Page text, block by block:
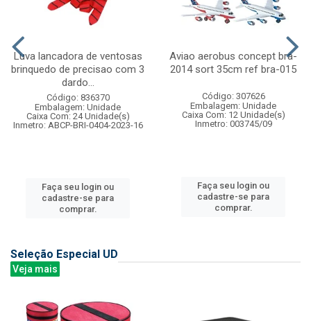
Luva lancadora de ventosas
brinquedo de precisao com 3
dardo...
Código: 836370
Embalagem: Unidade
Caixa Com: 24 Unidade(s)
Inmetro: ABCP-BRI-0404-2023-16
Faça seu login ou
cadastre-se para
comprar.
Aviao aerobus concept bra-
2014 sort 35cm ref bra-015
Código: 307626
Embalagem: Unidade
Caixa Com: 12 Unidade(s)
Inmetro: 003745/09
Faça seu login ou
cadastre-se para
comprar.
Seleção Especial UD
Veja mais